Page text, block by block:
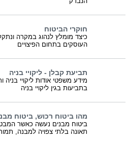
חוקרי הביטוח
כיצד מומלץ לנהוג במקרה
העוסקים בתחום הפיצויים
תביעת קבלן - ליקויי בניה
מידע משפטי אודות ליקויי בניה
בתביעות בגין ליקויי בניה
מהו ביטוח רכוש, ביטוח
ביטוח מבנים נעשה כאשר
תאונה בלתי צפויה למבנה,